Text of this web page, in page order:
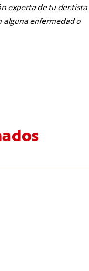
experta de tu dentista
alguna enfermedad o